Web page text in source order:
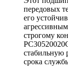
передовых
его
строгому
стабильную
срока